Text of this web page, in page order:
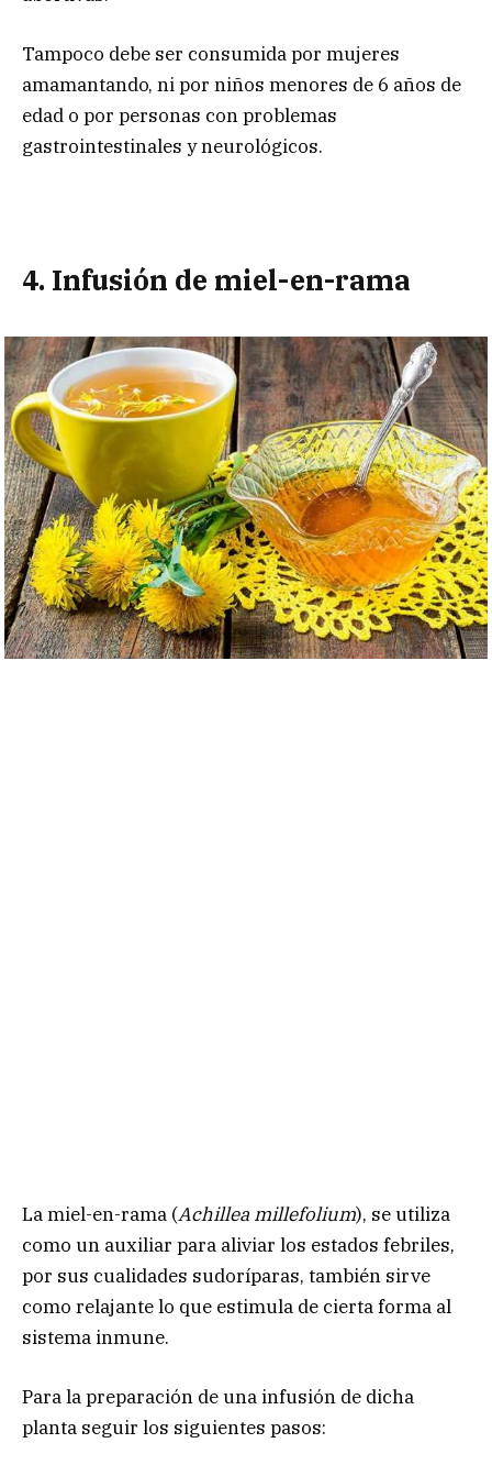
Tampoco debe ser consumida por mujeres
amamantando, ni por niños menores de 6 años de
edad o por personas con problemas
gastrointestinales y neurológicos.
4. Infusión de miel-en-rama
La miel-en-rama (Achillea millefolium), se utiliza
como un auxiliar para aliviar los estados febriles,
por sus cualidades sudoríparas, también sirve
como relajante lo que estimula de cierta forma al
sistema inmune.
Para la preparación de una infusión de dicha
planta seguir los siguientes pasos: